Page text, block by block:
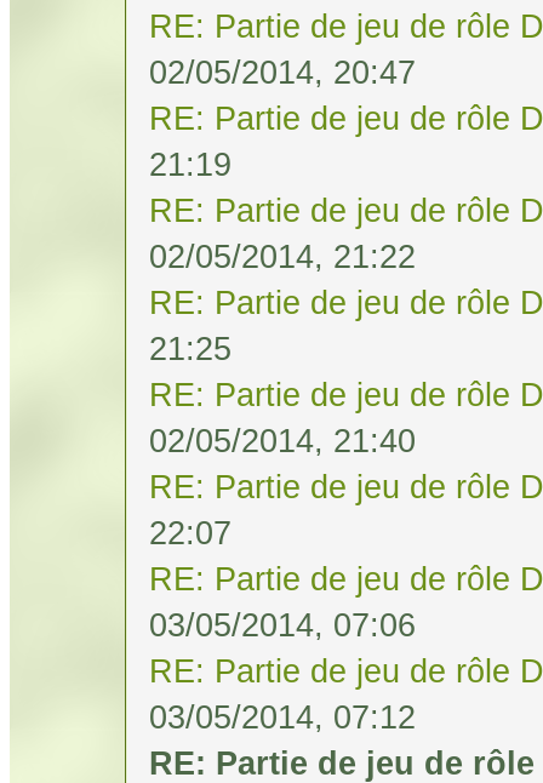
RE: Partie de jeu de rôle
02/05/2014, 20:47
RE: Partie de jeu de rôle
21:19
RE: Partie de jeu de rôle
02/05/2014, 21:22
RE: Partie de jeu de rôle
21:25
RE: Partie de jeu de rôle
02/05/2014, 21:40
RE: Partie de jeu de rôle
22:07
RE: Partie de jeu de rôle
03/05/2014, 07:06
RE: Partie de jeu de rôle
03/05/2014, 07:12
RE: Partie de jeu de